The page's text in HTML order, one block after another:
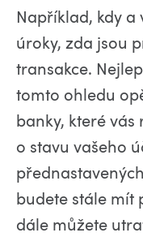
Například, kdy a
úroky, zda jsou
transakce.
tomto ohledu
banky, které
o stavu vašeho
budete stále mít
dále můžete